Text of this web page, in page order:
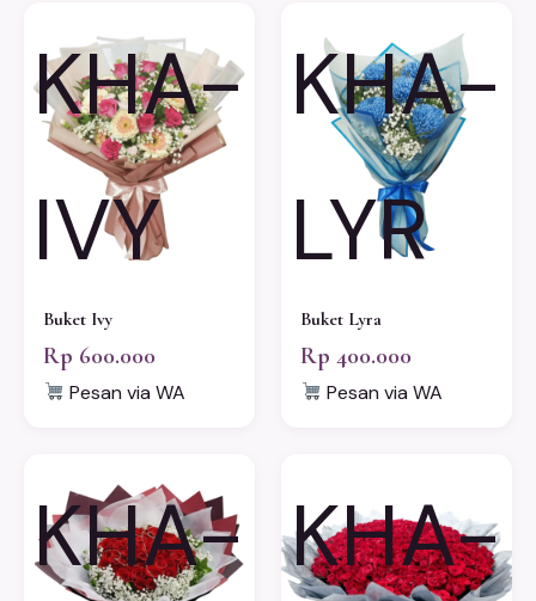
KHA-
IVY
Buket Ivy
Rp 600.000
Pesan via WA
KHA-
LYR
Buket Lyra
Rp 400.000
Pesan via WA
KHA- KHA-